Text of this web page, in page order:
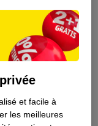
et facile à
les meilleures